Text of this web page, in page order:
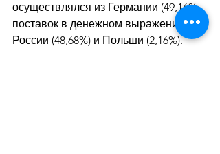
осуществлялся из Германии (49,16%
поставок в денежном выражении),
России (48,68%) и Польши (2,16%).